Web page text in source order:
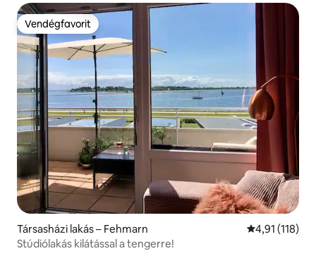
Vendégfavorit
Vendégfavorit
Társasházi lakás – Fehmarn Átlagos
4,91 (118)
Stúdiólakás kilátással a tengerre!